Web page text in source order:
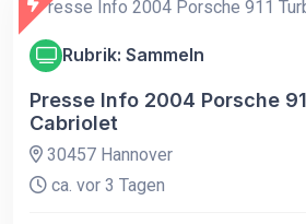
Rubrik: Sammeln
Presse Info 2004 Porsche
Cabriolet
30457 Hannover
ca. vor 3 Tagen